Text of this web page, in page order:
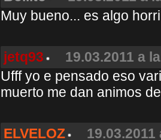
Muy bueno... es algo
jetq93
19.03.2011 a
Ufff yo e pensado eso
muerto me dan animos
ELVELOZ